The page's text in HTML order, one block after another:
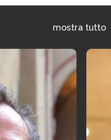
mostra tutto